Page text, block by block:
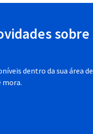
sobre
dentro da sua área de
mora.